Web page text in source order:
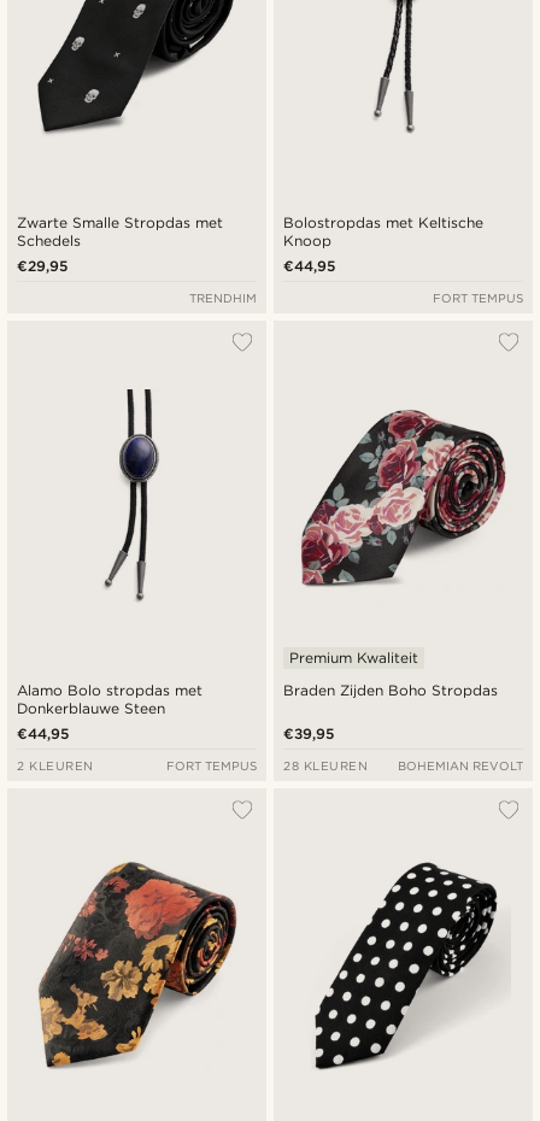
Zwarte Smalle Stropdas met
Schedels
€29,95
TRENDHIM
Bolostropdas met Keltische
Knoop
€44,95
FORT TEMPUS
Alamo Bolo stropdas met
Donkerblauwe Steen
€44,95
2 KLEUREN FORT TEMPUS
Braden Zijden Boho Stropdas
Premium Kwaliteit
€39,95
28 KLEUREN BOHEMIAN REVOLT